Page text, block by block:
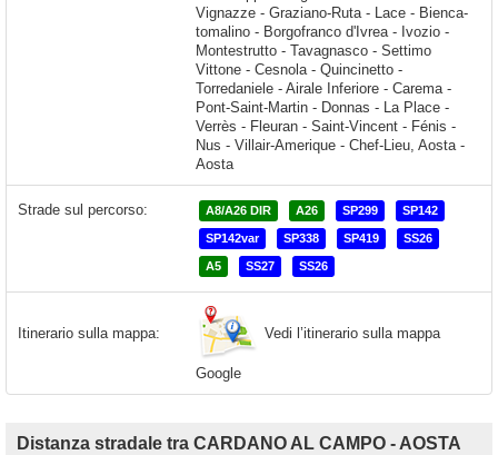
Strade sul percorso: A8/A26 DIR A26 SP299 SP142
SP142var SP338 SP419 SS26
A5 SS27 SS26
Itinerario sulla mappa: Vedi l’itinerario sulla mappa
Google
Distanza stradale tra CARDANO AL CAMPO - AOSTA